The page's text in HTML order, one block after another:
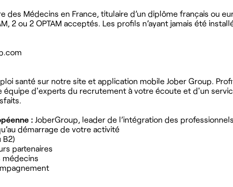
des Médecins en France, titulaire d’un diplôme français ou
2 ou 2 OPTAM acceptés. Les profils n’ayant jamais été
santé sur notre site et application mobile Jober Group.
équipe d'experts du recrutement à votre écoute et d'un
: JoberGroup, leader de l’intégration des
démarrage de votre activité
B2)
partenaires
médecins